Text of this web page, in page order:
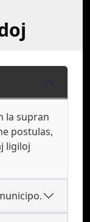
la supran
postulas,
ligiloj